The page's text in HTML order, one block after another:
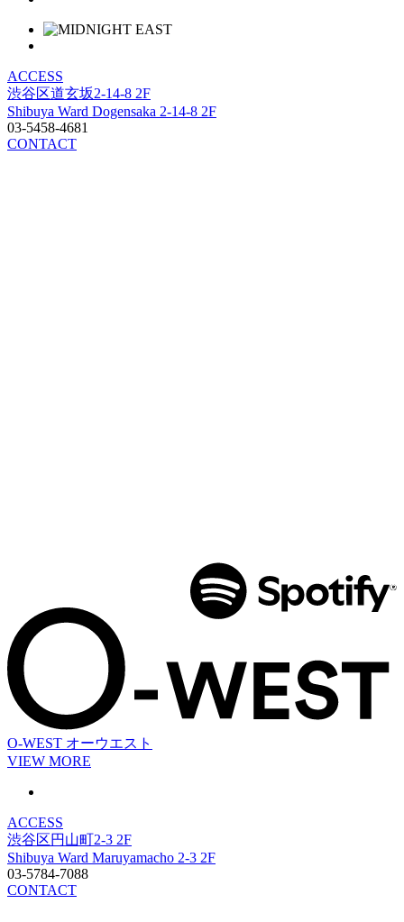
ACCESS
渋谷区道玄坂2-14-8 2F
Shibuya Ward Dogensaka 2-14-8 2F
03-5458-4681
CONTACT
O-WEST オーウエスト
VIEW MORE
ACCESS
渋谷区円山町2-3 2F
Shibuya Ward Maruyamacho 2-3 2F
03-5784-7088
CONTACT